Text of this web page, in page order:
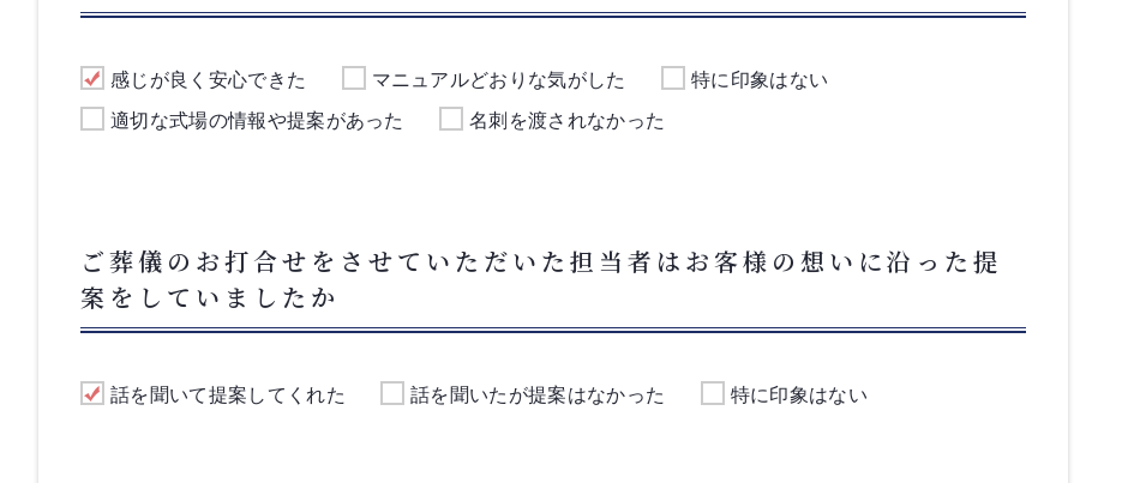
感じが良く安心できた マニュアルどおりな気がした
特に印象はない
適切な式場の情報や提案があった
名刺を渡されなかった
ご葬儀のお打合せをさせていただいた担当者はお客様の想いに沿った提
案をしていましたか
話を聞いて提案してくれた 話を聞いたが提案はなかった 特に印象はない